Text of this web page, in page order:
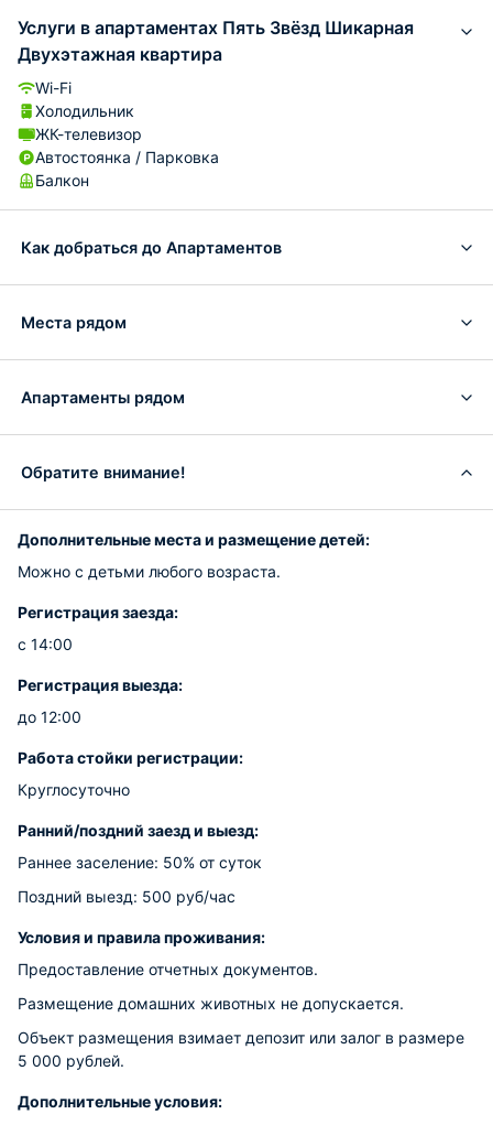
Услуги в апартаментах Пять Звёзд Шикарная
Двухэтажная квартира
Wi-Fi
Холодильник
ЖК-телевизор
Автостоянка / Парковка
Балкон
Как добраться до Апартаментов
Места рядом
Апартаменты рядом
Обратите внимание!
Дополнительные места и размещение детей:
Можно с детьми любого возраста.
Регистрация заезда:
с 14:00
Регистрация выезда:
до 12:00
Работа стойки регистрации:
Круглосуточно
Ранний/поздний заезд и выезд:
Раннее заселение: 50% от суток
Поздний выезд: 500 руб/час
Условия и правила проживания:
Предоставление отчетных документов.
Размещение домашних животных не допускается.
Объект размещения взимает депозит или залог в размере
5 000 рублей.
Дополнительные условия: